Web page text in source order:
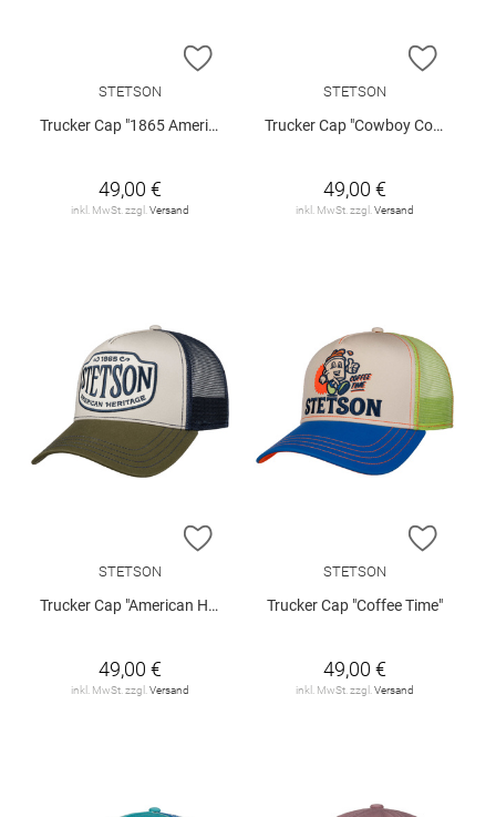
ZUR WUNSCHLISTE HINZUFÜGEN
STETSON
Trucker Cap "1865 American Heritage "
49,00 €
inkl. MwSt. zzgl. Versand
ZUR
STETSON
Trucker Cap "Cowboy Coffee Company"
49,00 €
inkl. MwSt. zzgl. Versand
ZUR WUNSCHLISTE HINZUFÜGEN
STETSON
Trucker Cap "American Heritage 1865"
49,00 €
inkl. MwSt. zzgl. Versand
ZUR
STETSON
Trucker Cap "Coffee Time"
49,00 €
inkl. MwSt. zzgl. Versand